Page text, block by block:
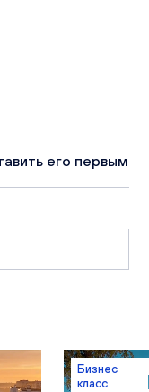
его первым
Бизнес
класс